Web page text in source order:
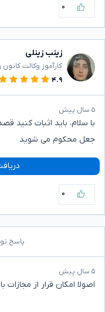
۰
زینب زینلی
کارآموز وکالت
۴.۹
۵ سال پیش
با سلام، باید اثبات کنید
جعل محکوم می شوید
۰
پاسخ
۵ سال پیش
اصولا امکان قرار از